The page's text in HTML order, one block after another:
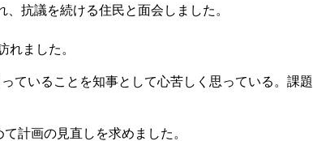
抗議を続ける住民と面会しました。
ました。
いることを知事として心苦しく思っている。課題
計画の見直しを求めました。